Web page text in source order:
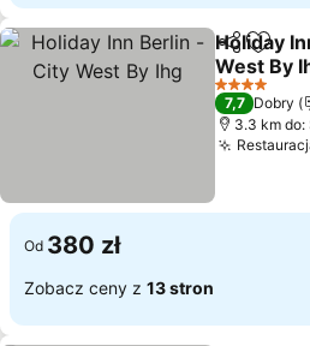
Udostępnij
Holiday
West By
4 Kategoria
7,7 Dobry
3.3 km do:
Od 380 zł
Zobacz ceny z 13 stron